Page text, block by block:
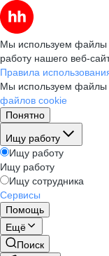
Мы используем файлы
работу нашего веб-
Правила
Мы используем файлы
файлов cookie
Понятно
Ищу работу
Ищу работу
Ищу работу
Ищу сотрудника
Сервисы
Помощь
Ещё
Поиск